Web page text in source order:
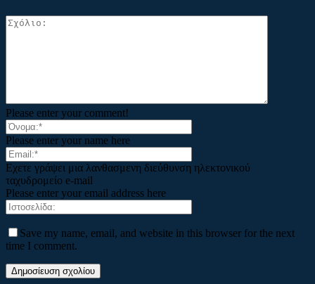
Please enter your comment!
Please enter your name here
Εχετε γράψει μια λανθασμενη διεύθυνση ηλεκτονικού
ταχυδρομείο e-mail
Please enter your email address here
Save my name, email, and website in this browser for the next
time I comment.